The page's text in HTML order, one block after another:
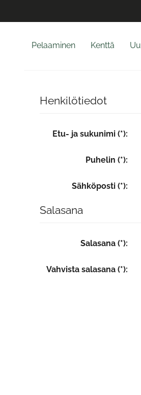
Pelaaminen Kenttä
Henkilötiedot
Etu- ja sukunimi (*):
Puhelin (*):
Sähköposti (*):
Salasana
Salasana (*):
Vahvista salasana (*):